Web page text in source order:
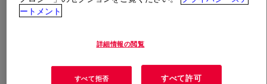
ELITE™ Enhanced Polyethylene for high speed/light
this resin enables the stable production of very low
non-crosslinked products.
ートメント
詳細情報の閲覧
すべて拒否 すべて許可